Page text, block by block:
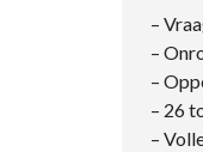
–
–
–
– 26
–